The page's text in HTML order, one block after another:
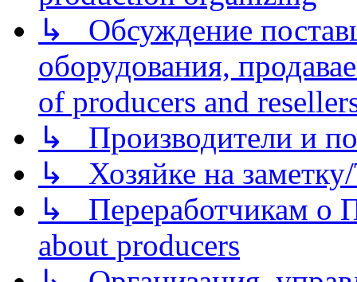
↳ Обсуждение
оборудования,
of producers and
↳ Производители и
↳ Хозяйке на
↳ Переработчикам о
about producers